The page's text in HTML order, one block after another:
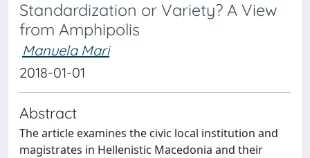
Standardization or Variety? A View
from Amphipolis
Manuela Mari
2018-01-01
Abstract
The article examines the civic local institution and
magistrates in Hellenistic Macedonia and their